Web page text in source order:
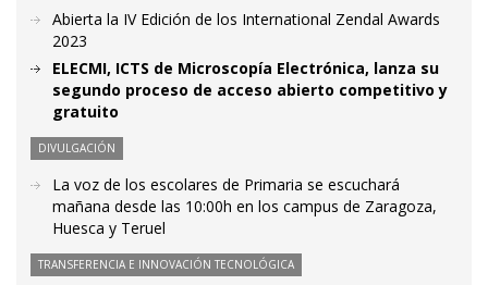
Abierta la IV Edición de los International Zendal Awards
2023
ELECMI, ICTS de Microscopía Electrónica, lanza su
segundo proceso de acceso abierto competitivo y
gratuito
DIVULGACIÓN
La voz de los escolares de Primaria se escuchará
mañana desde las 10:00h en los campus de Zaragoza,
Huesca y Teruel
TRANSFERENCIA E INNOVACIÓN TECNOLÓGICA